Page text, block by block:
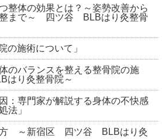
：専門家が解説する身体の不快感
法」
方 ～新宿区 四ツ谷 BLBはり灸
りによる頭痛に効くツボ押しの正
の普通の使い方が実は健康に大き
る？